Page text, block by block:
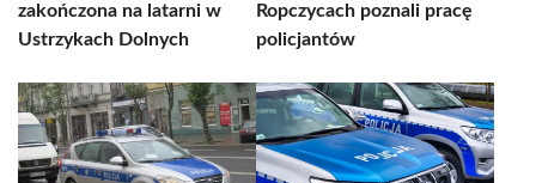
zakończona na latarni w
Ustrzykach Dolnych
Ropczycach poznali pracę
policjantów